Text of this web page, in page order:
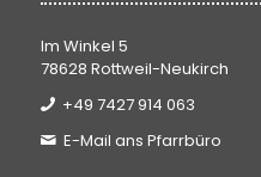
Im Winkel 5
78628 Rottweil-Neukirch
+49 7427 914 063
E-Mail ans Pfarrbüro